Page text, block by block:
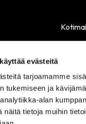
evästeitä
tarjoamamme
tukemiseen ja
alan
näitä tietoja muihin
555
TI-